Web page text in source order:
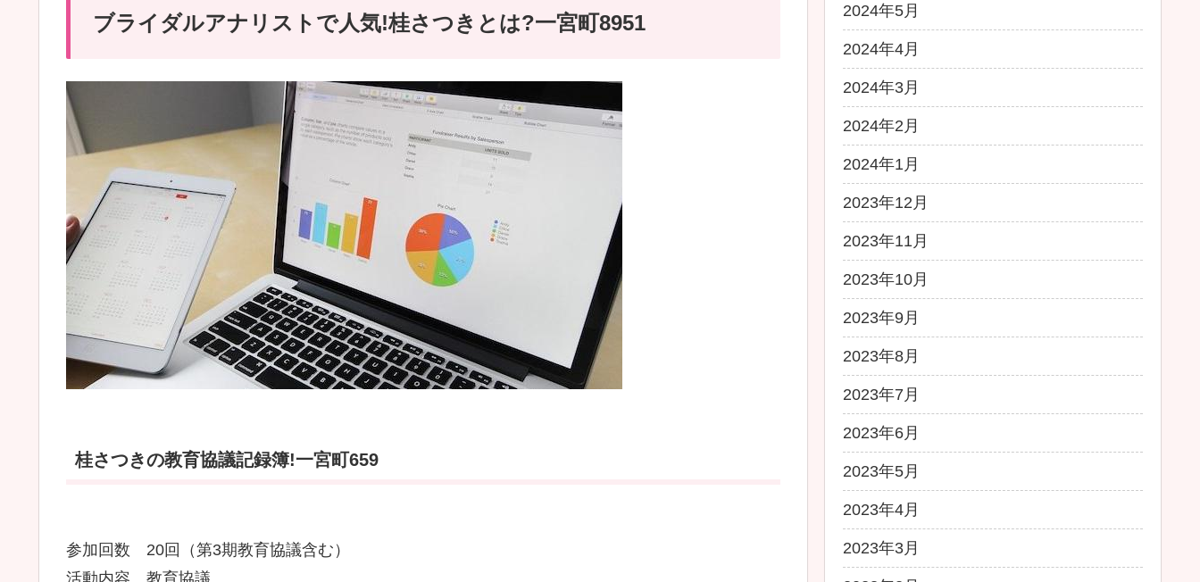
ブライダルアナリストで人気!桂さつきとは?一宮町8951
桂さつきの教育協議記録簿!一宮町659
参加回数 20回（第3期教育協議含む）
2024年5月
2024年4月
2024年3月
2024年2月
2024年1月
2023年12月
2023年11月
2023年10月
2023年9月
2023年8月
2023年7月
2023年6月
2023年5月
2023年4月
2023年3月